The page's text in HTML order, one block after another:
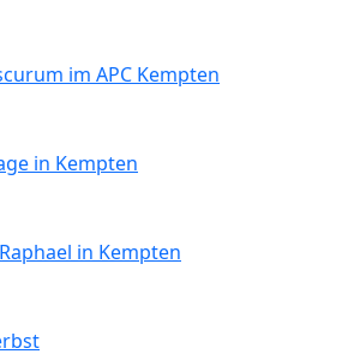
im APC Kempten
in Kempten
in Kempten